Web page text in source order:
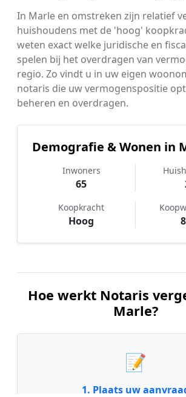
In Marle en omstreken zijn relatief
huishoudens met de 'hoog'
weten exact welke juridische en
spelen bij het overdragen van
regio. Zo vindt u in uw eigen
notaris die uw vermogenspositie
beheren en overdragen.
Demografie & Wonen in
Inwoners
65
Koopkracht
Hoog
Hoe werkt Notaris
Marle?
📝
1. Plaats uw